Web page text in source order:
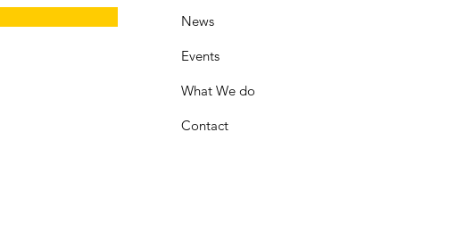
News
Events
What We do
Contact